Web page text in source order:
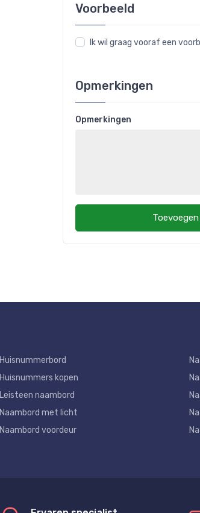
Voorbeeld
Ik wil graag vooraf een
Opmerkingen
Opmerkingen
Huisnummerbord
Huisnummers kopen
Leisteen naambord
Naambord met licht
Naambord voordeur